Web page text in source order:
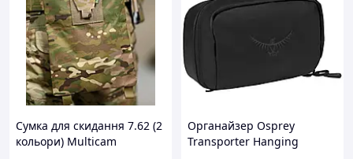
Сумка для скидання 7.62 (2
кольори) Multicam
Органайзер Osprey
Transporter Hanging